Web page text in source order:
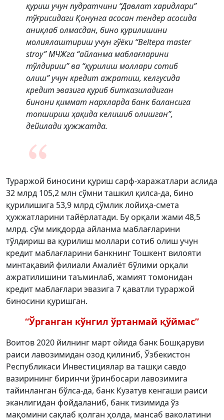
қуриш учун пудратчини “Давлат харидлари”
тўғрисидаги Қонунга асосан тендер асосида
аниқлаб олмасдан, бино қурилишини
молиялаштириш учун гўёки “Beltepa master
stroy” МЧЖга “айланма маблағларини
тўлдириш” ва “қурилиш моллари сотиб
олиш” учун кредит ажратиш, келгусида
кредит эвазига қуриб битказиладиган
бинони қиммат нархларда банк балансига
топшириш ҳақида келишиб олишган”,
дейилади ҳужжатда.
Тураржой биносини қуриш сарф-харажатлари аслида
32 млрд 105,2 млн сўмни ташкил қилса-да, бино
қурилишига 53,9 млрд сўмлик лойиҳа-смета
ҳужжатларини тайёрлатади. Бу орқали жами 48,5
млрд. сўм миқдорда айланма маблағларини
тўлдириш ва қурилиш моллари сотиб олиш учун
кредит маблағларини банкнинг Тошкент вилояти
минтақавий филиали Амалиёт бўлими орқали
ажратилишини таъминлаб, жамият томонидан
кредит маблағлари эвазига 7 қаватли тураржой
биносини қуришган.
“Ўрганган кўнгил ўртанмай қўймас”
Воитов 2020 йилнинг март ойида банк Бошқаруви
раиси лавозимидан озод қилиниб, Ўзбекистон
Республикаси Инвестициялар ва ташқи савдо
вазирининг биринчи ўринбосари лавозимига
тайинланган бўлса-да, банк Кузатув кенгаши раиси
эканлигидан фойдаланиб, банк тизимида ўз
мақомини сақлаб қолган ҳолда, мансаб ваколатини